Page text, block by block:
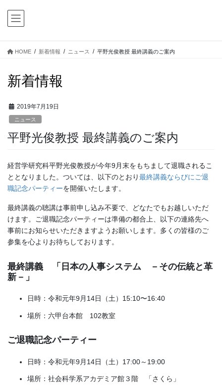
HOME 新着情報 ニュース 平野光俊教授 最終講義のご案内
新着情報
2019年7月19日
ニュース
平野光俊教授 最終講義のご案内
経営学研究科平野光俊教授が今年9月末をもちまして退職されるこ
ととなりました。ついては、以下のとおり最終講義ならびにご退
職記念パーティーを開催いたします。
最終講義の聴講は事前申し込み不要で、どなたでもお越しいただ
けます。ご退職記念パーティーは準備の都合上、以下の連絡先へ
事前にお知らせいただきますようお願いします。多くの皆様のご
参集を心よりお待ちしております。
最終講義 「日本の人事システム －その伝統と革
新－」
日時：令和元年9月14日（土）15:10〜16:40
場所：六甲台本館 102教室
ご退職記念パーティー
日時：令和元年9月14日（土）17:00～19:00
場所：社会科学系アカデミア館３階 「さくら」